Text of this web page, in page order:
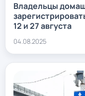
Владельцы
12 и 27 августа
04.08.2025